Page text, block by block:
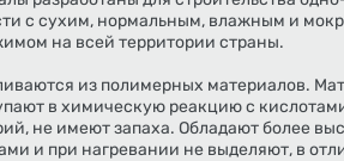
с сухим, нормальным, влажным и
на всей территории страны.
из полимерных материалов.
в химическую реакцию с
не имеют запаха. Обладают более
и при нагревании не выделяют, в